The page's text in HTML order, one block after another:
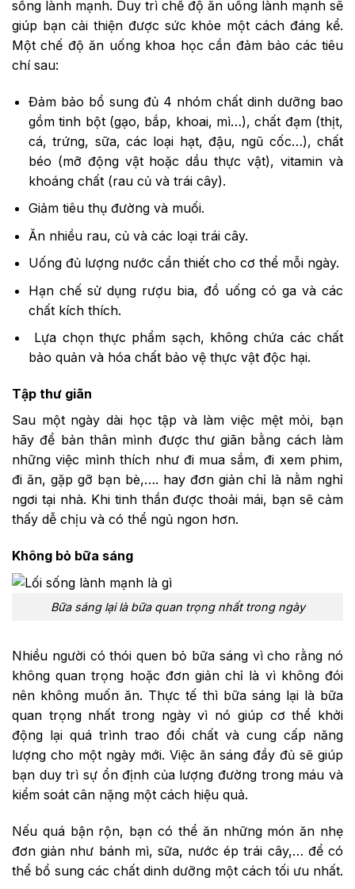
sống lành mạnh. Duy trì chế độ ăn uống lành mạnh sẽ
giúp bạn cải thiện được sức khỏe một cách đáng kể.
Một chế độ ăn uống khoa học cần đảm bảo các tiêu
chí sau:
Đảm bảo bổ sung đủ 4 nhóm chất dinh dưỡng bao
gồm tinh bột (gạo, bắp, khoai, mì…), chất đạm (thịt,
cá, trứng, sữa, các loại hạt, đậu, ngũ cốc…), chất
béo (mỡ động vật hoặc dầu thực vật), vitamin và
khoáng chất (rau củ và trái cây).
Giảm tiêu thụ đường và muối.
Ăn nhiều rau, củ và các loại trái cây.
Uống đủ lượng nước cần thiết cho cơ thể mỗi ngày.
Hạn chế sử dụng rượu bia, đồ uống có ga và các
chất kích thích.
Lựa chọn thực phẩm sạch, không chứa các chất
bảo quản và hóa chất bảo vệ thực vật độc hại.
Tập thư giãn
Sau một ngày dài học tập và làm việc mệt mỏi, bạn
hãy để bản thân mình được thư giãn bằng cách làm
những việc mình thích như đi mua sắm, đi xem phim,
đi ăn, gặp gỡ bạn bè,…. hay đơn giản chỉ là nằm nghỉ
ngơi tại nhà. Khi tinh thần được thoải mái, bạn sẽ cảm
thấy dễ chịu và có thể ngủ ngon hơn.
Không bỏ bữa sáng
Bữa sáng lại là bữa quan trọng nhất trong ngày
Nhiều người có thói quen bỏ bữa sáng vì cho rằng nó
không quan trọng hoặc đơn giản chỉ là vì không đói
nên không muốn ăn. Thực tế thì bữa sáng lại là bữa
quan trọng nhất trong ngày vì nó giúp cơ thể khởi
động lại quá trình trao đổi chất và cung cấp năng
lượng cho một ngày mới. Việc ăn sáng đầy đủ sẽ giúp
bạn duy trì sự ổn định của lượng đường trong máu và
kiểm soát cân nặng một cách hiệu quả.
Nếu quá bận rộn, bạn có thể ăn những món ăn nhẹ
đơn giản như bánh mì, sữa, nước ép trái cây,… để có
thể bổ sung các chất dinh dưỡng một cách tối ưu nhất.